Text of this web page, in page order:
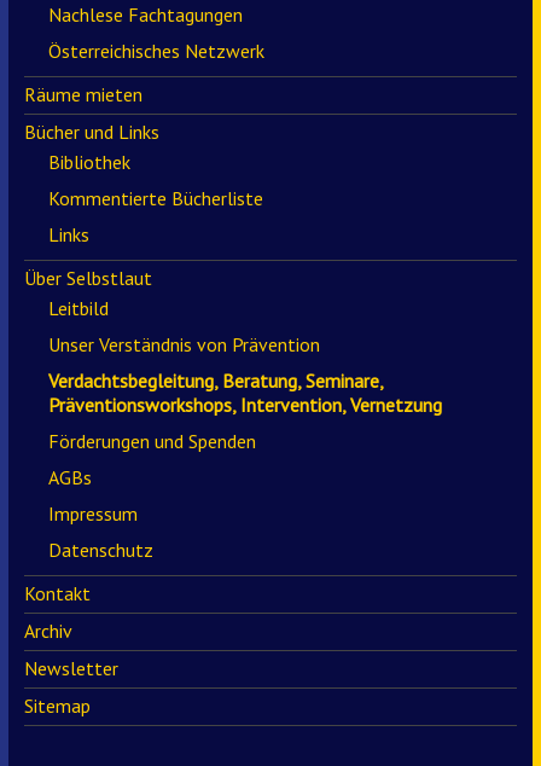
Nachlese Fachtagungen
Österreichisches Netzwerk
Räume mieten
Bücher und Links
Bibliothek
Kommentierte Bücherliste
Links
Über Selbstlaut
Leitbild
Unser Verständnis von Prävention
Verdachtsbegleitung, Beratung, Seminare,
Präventionsworkshops, Intervention, Vernetzung
Förderungen und Spenden
AGBs
Impressum
Datenschutz
Kontakt
Archiv
Newsletter
Sitemap